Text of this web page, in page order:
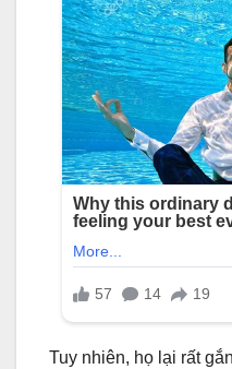
Tuy nhiên, họ lại rất